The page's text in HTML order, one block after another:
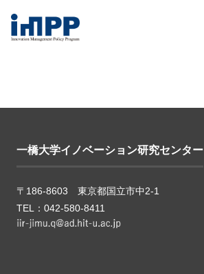
一橋大学イノベーション研究センター
〒186-8603 東京都国立市中2-1
TEL：042-580-8411